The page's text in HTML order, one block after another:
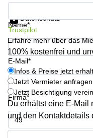
Mitte
Büro
mieten
Dortmund
Tagungsraum
München
Büro
Mannheim
mieten
Büro
mieten
726 Köln
Hohenstaufenring
62 Köln
Erna-
Scheffler-
Str. 1A
Köln
Hohenzollernring
57 Koln
Name*
E-Mail*
Firma*
Telefon*
Datenschutz
Trustpilot
Erfahre mehr über das
100% kostenfrei und
Infos & Preise jetzt
Jetzt Vermieter anfragen
Jetzt Besichtigung
Du erhältst eine E-Mail
und den Kontaktdetails